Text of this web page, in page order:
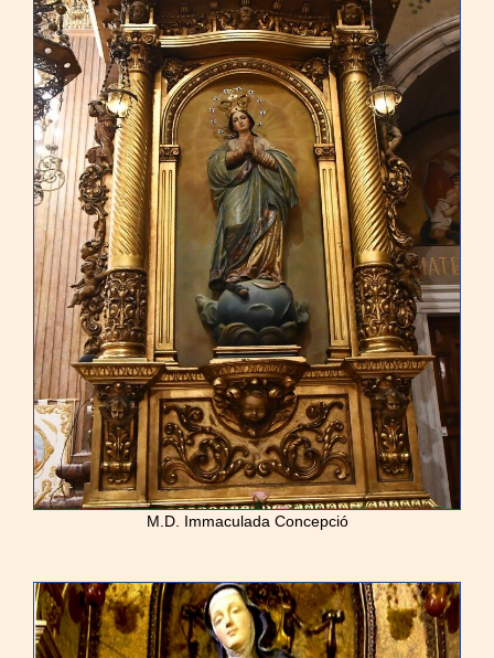
M.D. Immaculada Concepció